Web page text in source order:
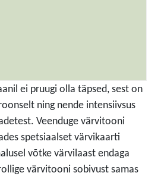
ei pruugi olla täpsed, sest on
ning nende intensiivsus
Veenduge värvitooni
spetsiaalset värvikaarti
võtke värvilaast endaga
värvitooni sobivust samas